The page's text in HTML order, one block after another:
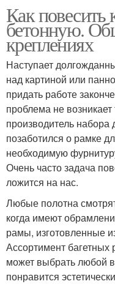
Как повесить
бетонную.
креплениях
Наступает
над картиной или
придать работе
проблема не
производитель набора
позаботился о рамке
необходимую
Очень часто задача
ложится на нас.
Любые полотна
когда имеют
рамы, изготовленные
Ассортимент
может выбрать любой
понравится